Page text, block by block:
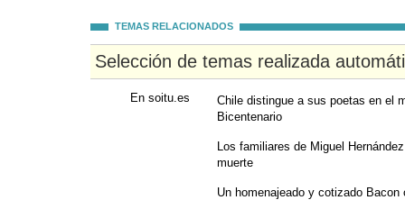
TEMAS RELACIONADOS
Selección de temas realizada
En soitu.es
Chile distingue a sus poetas en el
Bicentenario
Los familiares de Miguel
muerte
Un homenajeado y cotizado